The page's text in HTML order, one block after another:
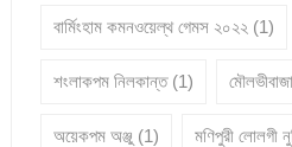
বার্মিংহাম কমনওয়েল্থ গেমস ২০২২ (1)
শংলাকপম নিলকান্ত (1)
অয়েকপম অঞ্জু (1) মণিপুরী লোলগী